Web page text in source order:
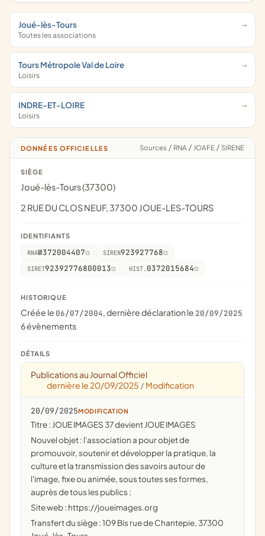
Joué-lès-Tours
Toutes les associations
Tours Métropole Val de Loire
Loisirs
INDRE-ET-LOIRE
Loisirs
DONNÉES OFFICIELLES Sources / RNA / JOAFE / SIRENE
SIÈGE
Joué-lès-Tours (37300)
2 RUE DU CLOS NEUF, 37300 JOUE-LES-TOURS
IDENTIFIANTS
RNAW372004407 SIREN923927768
SIRET92392776800013 HIST. 0372015684
HISTORIQUE
Créée le 06/07/2004, dernière déclaration le 20/09/2025
6 évènements
DÉTAILS
Publications au Journal Officiel
dernière le 20/09/2025 / Modification
20/09/2025MODIFICATION
Titre : JOUE IMAGES 37 devient JOUE IMAGES
Nouvel objet : l'association a pour objet de
promouvoir, soutenir et développer la pratique, la
culture et la transmission des savoirs autour de
l'image, fixe ou animée, sous toutes ses formes,
auprès de tous les publics ;
Site web : https://joueimages.org
Transfert du siège : 109 Bis rue de Chantepie, 37300